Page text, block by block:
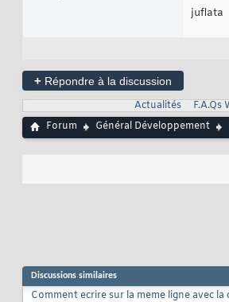
juflata
+ Répondre à la discussion
Actualités F.A.Qs
Forum
Général Développement
Discussions similaires
Comment ecrire sur la meme ligne avec la